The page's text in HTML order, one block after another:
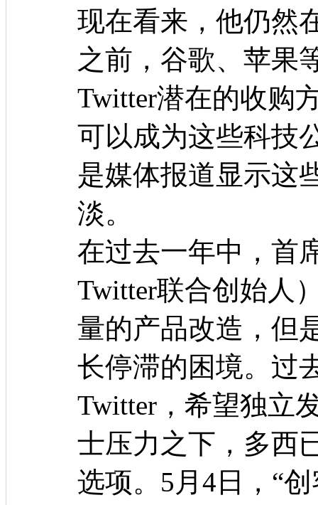
现在看来，他仍然
之前，谷歌、苹果
Twitter潜在的收购
可以成为这些科技
是媒体报道显示这
淡。
在过去一年中，首
Twitter联合创始人
量的产品改造，但
长停滞的困境。过
Twitter，希望独立
士压力之下，多西
选项。5月4日，“